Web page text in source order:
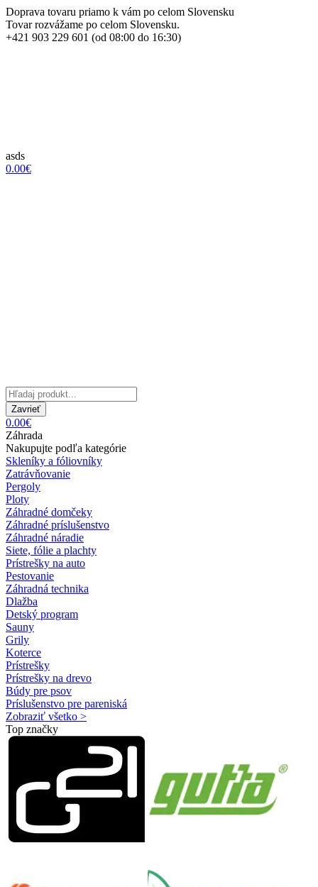
Doprava tovaru priamo k vám po celom Slovensku
Tovar rozvážame po celom Slovensku.
+421 903 229 601 (od 08:00 do 16:30)
asds
0.00€
Zavrieť
0.00€
Záhrada
Nakupujte podľa kategórie
Skleníky a fóliovníky
Zatrávňovanie
Pergoly
Ploty
Záhradné domčeky
Záhradné príslušenstvo
Záhradné náradie
Siete, fólie a plachty
Prístrešky na auto
Pestovanie
Záhradná technika
Dlažba
Detský program
Sauny
Grily
Koterce
Prístrešky
Prístrešky na drevo
Búdy pre psov
Príslušenstvo pre pareniská
Zobraziť všetko >
Top značky